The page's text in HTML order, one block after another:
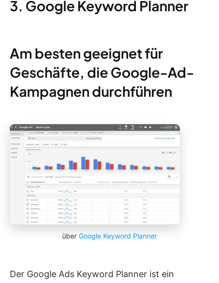
3. Google Keyword Planner
Am besten geeignet für
Geschäfte, die Google-Ad-
Kampagnen durchführen
über Google Keyword Planner
Der Google Ads Keyword Planner ist ein